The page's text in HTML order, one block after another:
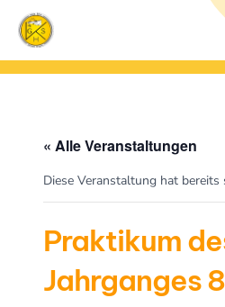
Inhalt
springen
« Alle Veranstaltungen
Diese Veranstaltung hat
Praktikum
Jahrganges 8